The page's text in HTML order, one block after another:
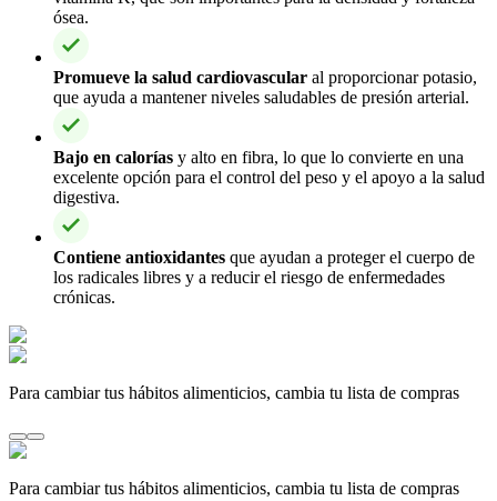
ósea.
Promueve la salud cardiovascular al proporcionar potasio,
que ayuda a mantener niveles saludables de presión arterial.
Bajo en calorías y alto en fibra, lo que lo convierte en una
excelente opción para el control del peso y el apoyo a la salud
digestiva.
Contiene antioxidantes que ayudan a proteger el cuerpo de
los radicales libres y a reducir el riesgo de enfermedades
crónicas.
Para cambiar tus hábitos alimenticios, cambia tu lista de compras
Para cambiar tus hábitos alimenticios, cambia tu lista de compras